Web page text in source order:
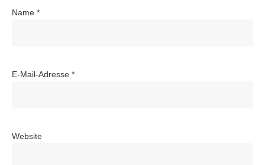
Name *
E-Mail-Adresse *
Website